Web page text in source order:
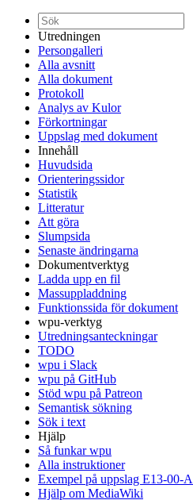
Utredningen
Persongalleri
Alla avsnitt
Alla dokument
Protokoll
Analys av Kulor
Förkortningar
Uppslag med dokument
Innehåll
Huvudsida
Orienteringssidor
Statistik
Litteratur
Att göra
Slumpsida
Senaste ändringarna
Dokumentverktyg
Ladda upp en fil
Massuppladdning
Funktionssida för dokument
wpu-verktyg
Utredningsanteckningar
TODO
wpu i Slack
wpu på GitHub
Stöd wpu på Patreon
Semantisk sökning
Sök i text
Hjälp
Så funkar wpu
Alla instruktioner
Exempel på uppslag E13-00-A
Hjälp om MediaWiki